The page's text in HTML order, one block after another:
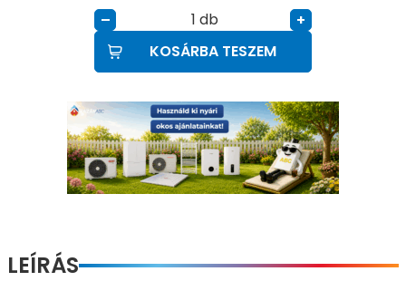
– db
+
KOSÁRBA TESZEM
LEÍRÁS